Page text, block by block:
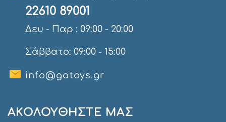
22610 89001
Δευ - Παρ : 09:00 - 20:00
Σάββατο: 09:00 - 15:00
info@gatoys.gr
AΚΟΛΟΥΘΉΣΤΕ ΜΑΣ